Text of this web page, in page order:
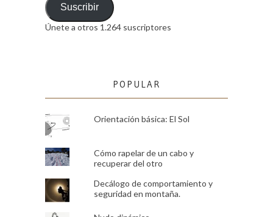
emailSuscribir
Únete a otros 1.264 suscriptores
POPULAR
Orientación básica: El Sol
Cómo rapelar de un cabo y
recuperar del otro
Decálogo de comportamiento y
seguridad en montaña.